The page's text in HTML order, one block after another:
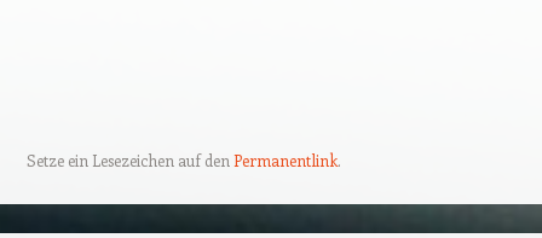
Setze ein Lesezeichen auf den Permanentlink.